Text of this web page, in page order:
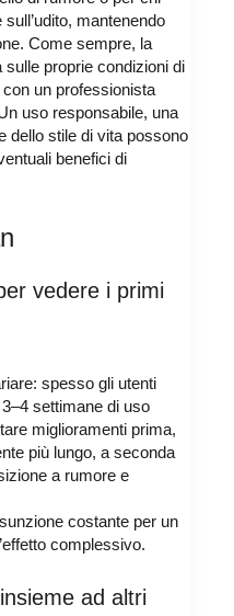
mantenendo
Come sempre, la
proprie condizioni di
un professionista
uso responsabile, una
dello stile di vita possono
benefici di
vedere i primi
spesso gli utenti
settimane di uso
miglioramenti prima,
più lungo, a seconda
a rumore e
costante per un
complessivo.
ad altri